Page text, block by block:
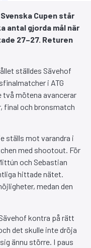
Cupen står
antal gjorda mål när
27–27. Returen
ställdes Sävehof
i ATG
två mötena avancerar
final och bronsmatch
ställs mot varandra i
med shootout. För
och Sebastian
hittade nätet.
medan den
kontra på rätt
det skulle inte dröja
ännu större. I paus